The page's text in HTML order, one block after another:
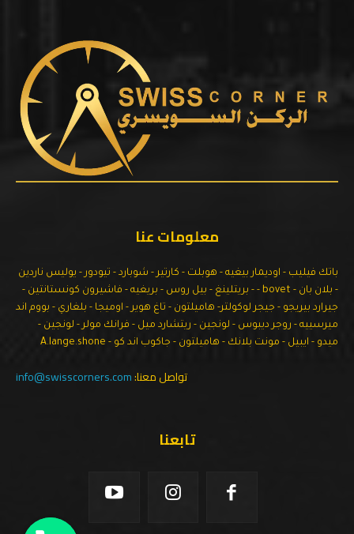
معلومات عنا
باتك فيليب - اوديمار بيغيه - هوبلت - كارتير - شوبارد - تيودور - يوليس ناردين
- بلان بان - bovet - - بريتلينغ - بيل روس - بريغيه - فاشيرون كونستانتين -
جيرارد بيريجو - جيجر لوكولتر- هاميلتون - تاغ هوير - اوميجا - بلغاري - بووم اند
ميرسييه - روجر ديبوس - لونجين - ريتشارد ميل - فرانك مولر - لونجين -
ميدو - ايبيل - مونت بلانك - هاميلتون - جاكوب اند كو - A.lange.shone
تواصل معنا:info@swisscorners.com
تابعنا